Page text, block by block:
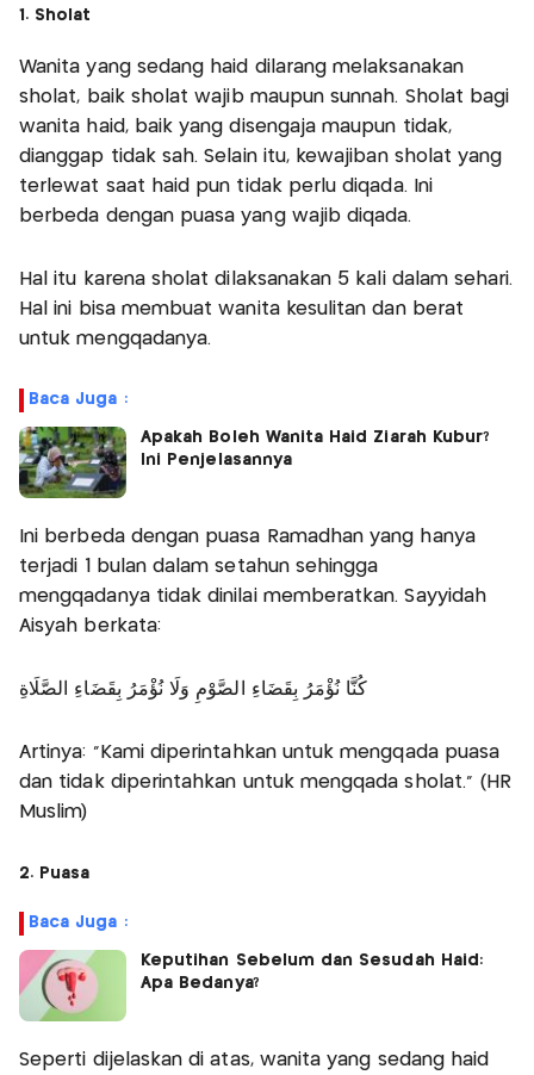
1. Sholat
Wanita yang sedang haid dilarang melaksanakan
sholat, baik sholat wajib maupun sunnah. Sholat bagi
wanita haid, baik yang disengaja maupun tidak,
dianggap tidak sah. Selain itu, kewajiban sholat yang
terlewat saat haid pun tidak perlu diqada. Ini
berbeda dengan puasa yang wajib diqada.
Hal itu karena sholat dilaksanakan 5 kali dalam sehari.
Hal ini bisa membuat wanita kesulitan dan berat
untuk mengqadanya.
Baca Juga :
Apakah Boleh Wanita Haid Ziarah Kubur?
Ini Penjelasannya
Ini berbeda dengan puasa Ramadhan yang hanya
terjadi 1 bulan dalam setahun sehingga
mengqadanya tidak dinilai memberatkan. Sayyidah
Aisyah berkata:
كُنَّا نُؤْمَرُ بِقَضَاءِ الصَّوْمِ وَلَا نُؤْمَرُ بِقَضَاءِ الصَّلَاةِ
Artinya: “Kami diperintahkan untuk mengqada puasa
dan tidak diperintahkan untuk mengqada sholat.” (HR
Muslim)
2. Puasa
Baca Juga :
Keputihan Sebelum dan Sesudah Haid:
Apa Bedanya?
Seperti dijelaskan di atas, wanita yang sedang haid